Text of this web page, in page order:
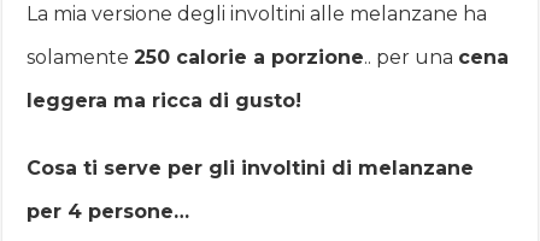
La mia versione degli involtini alle melanzane ha
solamente250 calorie a porzione.. per una cena
leggera ma ricca di gusto!
Cosa ti serve per gli involtini di melanzane
per 4 persone…